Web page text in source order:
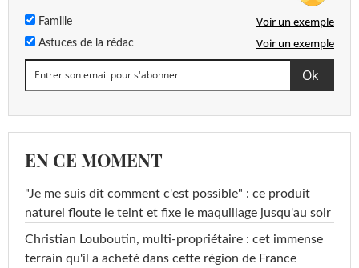
Famille Voir un exemple
Astuces de la rédac Voir un exemple
EN CE MOMENT
"Je me suis dit comment c'est possible" : ce produit
naturel floute le teint et fixe le maquillage jusqu'au soir
Christian Louboutin, multi-propriétaire : cet immense
terrain qu'il a acheté dans cette région de France